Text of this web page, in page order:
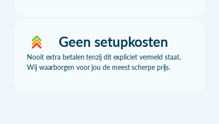
Geen setupkosten
Nooit extra betalen tenzij dit expliciet vermeld staat.
Wij waarborgen voor jou de meest scherpe prijs.